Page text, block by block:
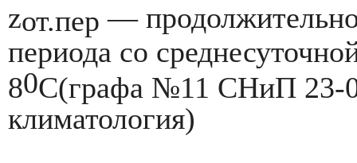
zот.пер —
периода со
80С(графа №11 СНиП 23-
климатология)